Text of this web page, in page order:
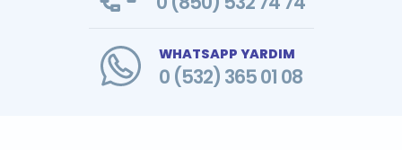
WHATSAPP YARDIM
0 (532) 365 01 08